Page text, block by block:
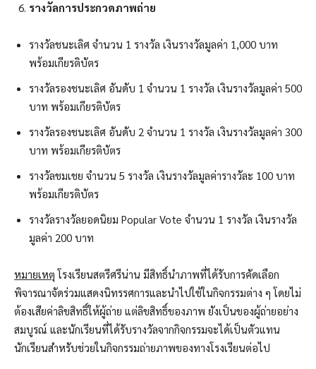
รางวัลการประกวดภาพถ่าย
รางวัลชนะเลิศ จำนวน 1 รางวัล เงินรางวัลมูลค่า 1,000 บาท
พร้อมเกียรติบัตร
รางวัลรองชนะเลิศ อันดับ 1 จำนวน 1 รางวัล เงินรางวัลมูลค่า 500
บาท พร้อมเกียรติบัตร
รางวัลรองชนะเลิศ อันดับ 2 จำนวน 1 รางวัล เงินรางวัลมูลค่า 300
บาท พร้อมเกียรติบัตร
รางวัลชมเชย จำนวน 5 รางวัล เงินรางวัลมูลค่ารางวัละ 100 บาท
พร้อมเกียรติบัตร
รางวัลรางวัลยอดนิยม Popular Vote จำนวน 1 รางวัล เงินรางวัล
มูลค่า 200 บาท
หมายเหตุ โรงเรียนสตรีศรีน่าน มีสิทธิ์นำภาพที่ได้รับการคัดเลือก
พิจารณาจัดร่วมแสดงนิทรรศการและนําไปใช้ในกิจกรรมต่าง ๆ โดยไม่
ต้องเสียค่าลิขสิทธิ์ให้ผู้ถ่าย แต่ลิขสิทธิ์ของภาพ ยังเป็นของผู้ถ่ายอย่าง
สมบูรณ์ และนักเรียนที่ได้รับรางวัลจากกิจกรรมจะได้เป็นตัวแทน
นักเรียนสำหรับช่วยในกิจกรรมถ่ายภาพของทางโรงเรียนต่อไป